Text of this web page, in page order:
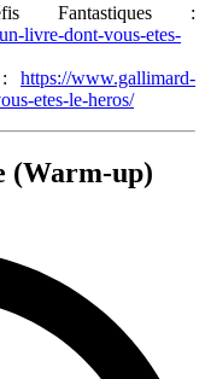
Fantastiques :
livre-dont-vous-etes-
: https://www.gallimard-
etes-le-heros/
(Warm-up)